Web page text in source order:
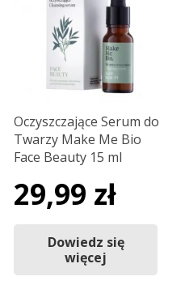
Oczyszczające Serum do
Twarzy Make Me Bio
Face Beauty 15 ml
29,99 zł
Dowiedz się
więcej